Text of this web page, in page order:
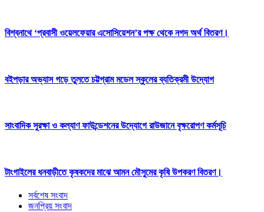
বিশ্বনাথে ‘প্রবাসী ওয়েলফেয়ার এসোসিয়েশন’র পক্ষ থেকে নগদ অর্থ বিতরণ।
বইপড়ার অভ্যাস গড়ে তুলতে চট্টগ্রাম মডেল স্কুলের ব্যতিক্রমী উদ্যোগ
সাংবাদিক সুরক্ষা ও কল্যাণ ফাউন্ডেশনের উদ্যোগে রাউজানে বৃক্ষরোপণ কর্মসূচি
টাংগাইলের ধনবাড়ীতে কৃষকদের মাঝে আমন মৌসুমের কৃষি উপকরণ বিতরণ।
সর্বশেষ সংবাদ
জনপ্রিয় সংবাদ